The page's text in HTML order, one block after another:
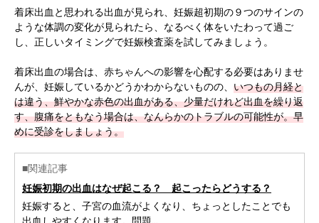
着床出血と思われる出血が見られ、妊娠超初期の９つのサインの
ような体調の変化が見られたら、なるべく体をいたわって過ご
し、正しいタイミングで妊娠検査薬を試してみましょう。
着床出血の場合は、赤ちゃんへの影響を心配する必要はありませ
んが、妊娠しているかどうかわからないものの、 いつもの月経と
は違う、鮮やかな赤色の出血がある、少量だけれど出血を繰り返
す、腹痛をともなう場合は、なんらかのトラブルの可能性が。早
めに受診をしましょう。
■関連記事
妊娠初期の出血はなぜ起こる？ 起こったらどうする？
妊娠すると、子宮の血流がよくなり、ちょっとしたことでも
出血しやすくなります。問題...